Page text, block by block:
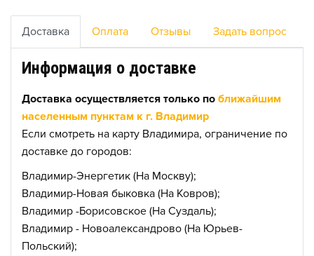
Доставка Оплата Отзывы Задать вопрос
Информация о доставке
Доставка осуществляется только по ближайшим
населенным пунктам к г. Владимир
Если смотреть на карту Владимира, ограничение по
доставке до городов:
Владимир-Энергетик (На Москву);
Владимир-Новая быковка (На Ковров);
Владимир -Борисовское (На Суздаль);
Владимир - Новоалександрово (На Юрьев-
Польский);